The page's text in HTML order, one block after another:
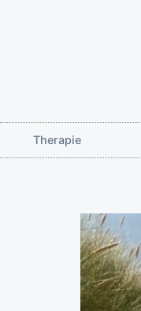
Therapie